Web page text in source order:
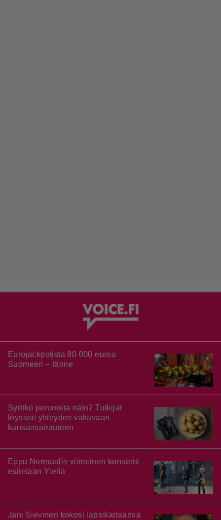
Eurojackpotista 80 000 euroa
Suomeen – tänne
Syötkö perunoita näin? Tutkijat
löysivät yhteyden vakavaan
kansansairauteen
Eppu Normaalin viimeinen konsertti
esitetään Ylellä
Jani Sievinen kokosi lapsikatraansa